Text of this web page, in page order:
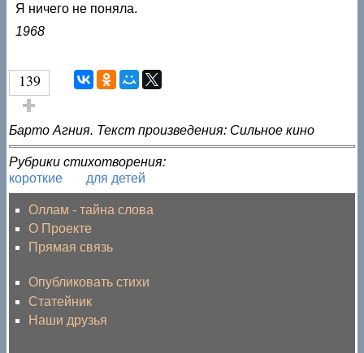
Я ничего не поняла.
1968
139
Голос за!
Барто Агния. Текст произведения: Сильное кино
Рубрики стихотворения:
короткие
для детей
Оллам - тайна слова
О Проекте
Прямая связь
Опубликовать стихи
Статейник
Наши друзья